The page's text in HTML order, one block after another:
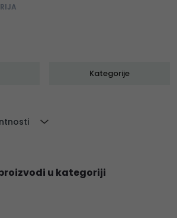
Kategorije
u kategoriji